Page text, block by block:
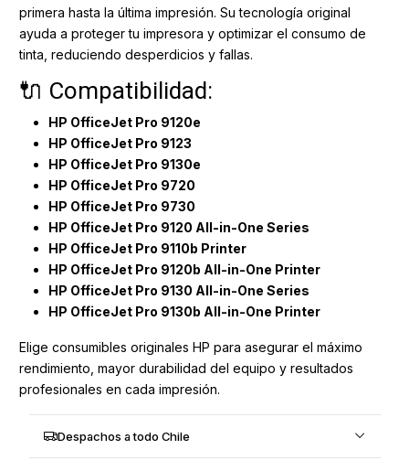
primera hasta la última impresión. Su tecnología original
ayuda a proteger tu impresora y optimizar el consumo de
tinta, reduciendo desperdicios y fallas.
🔌 Compatibilidad:
HP OfficeJet Pro 9120e
HP OfficeJet Pro 9123
HP OfficeJet Pro 9130e
HP OfficeJet Pro 9720
HP OfficeJet Pro 9730
HP OfficeJet Pro 9120 All-in-One Series
HP OfficeJet Pro 9110b Printer
HP OfficeJet Pro 9120b All-in-One Printer
HP OfficeJet Pro 9130 All-in-One Series
HP OfficeJet Pro 9130b All-in-One Printer
Elige consumibles originales HP para asegurar el máximo
rendimiento, mayor durabilidad del equipo y resultados
profesionales en cada impresión.
Despachos a todo Chile